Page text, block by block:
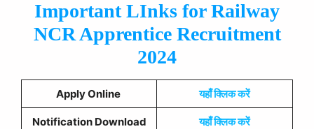
Important LInks for Railway
NCR Apprentice Recruitment
2024
Apply Online यहाँ क्लिक करें
Notification Download यहाँ क्लिक करें